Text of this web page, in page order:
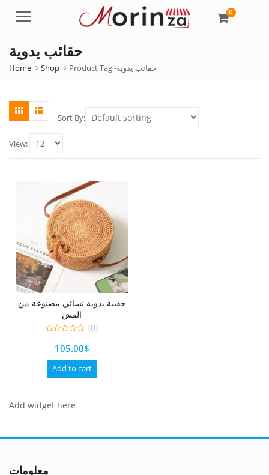
Menu 0
حقائب يدوية
Home Shop Product Tag -حقائب يدوية
Sort By:
View:
حقيبة يدوية نسائي مصنوعة من
القش
5
(0)
105.00$
Add to cart
Add widget here
معلومات